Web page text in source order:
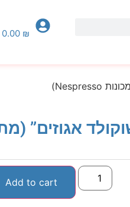
0.00 ₪
“שוקולד אגוזים”
Add to cart